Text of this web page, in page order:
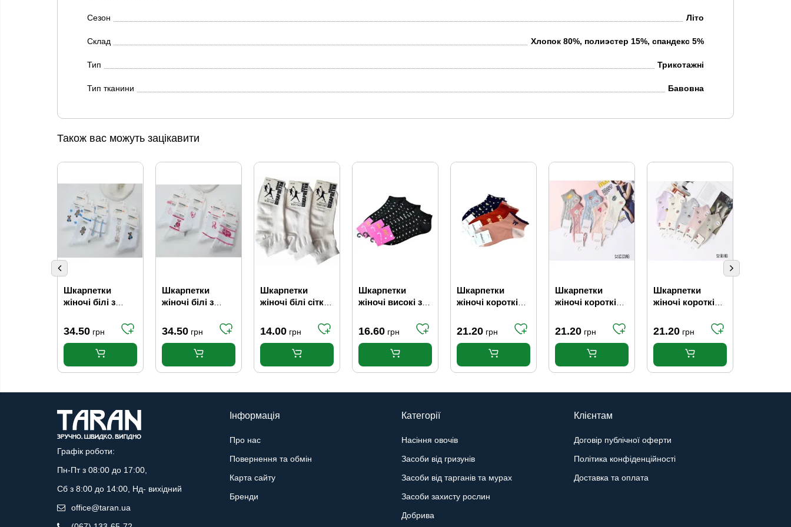
Сезон Літо
Склад Хлопок 80%, полиэстер 15%, спандекс 5%
Тип Трикотажні
Тип тканини Бавовна
Також вас можуть зацікавити
Шкарпетки
жіночі білі з
блакитними
смужками
Fashion Мікс
(р.22-24)
34.50 грн
Шкарпетки
жіночі білі з
малюнком
Fashion Мікс
(р.22-24)
34.50 грн
Шкарпетки
жіночі білі сітка
14.00 грн
Шкарпетки
жіночі високі з
сердечко МК
Мікс (р.36-41)
16.60 грн
Шкарпетки
жіночі короткі
ки світло/темно-
коричневі Мікс
(р.36-41)
21.20 грн
Шкарпетки
жіночі короткі
Мікс (р.36-41)
21.20 грн
Шкарпетки
жіночі короткі
Мікс (р.36-41)
21.20 грн
Графік роботи:
Пн-Пт з 08:00 до 17:00,
Сб з 8:00 до 14:00, Нд- вихідний
office@taran.ua
Інформація
Про нас
Повернення та обмін
Карта сайту
Бренди
Категорії
Насіння овочів
Засоби від гризунів
Засоби від тарганів та мурах
Засоби захисту рослин
Добрива
Клієнтам
Договір публічної оферти
Політика конфіденційності
Доставка та оплата